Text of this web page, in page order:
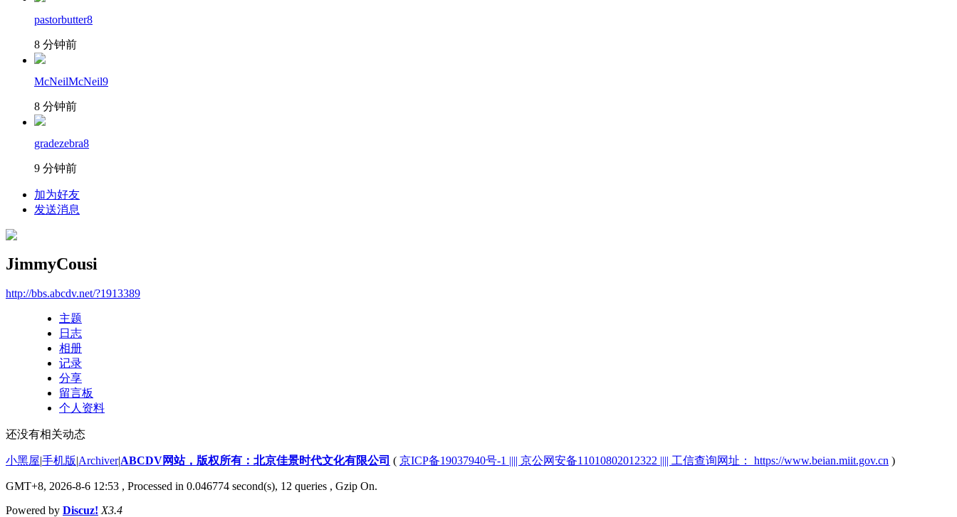
pastorbutter8
8 分钟前
McNeilMcNeil9
8 分钟前
gradezebra8
9 分钟前
加为好友
发送消息
JimmyCousi
http://bbs.abcdv.net/?1913389
主题
日志
相册
记录
分享
留言板
个人资料
还没有相关动态
小黑屋|手机版|Archiver|ABCDV网站，版权所有：北京佳景时代文化有限公司 ( 京ICP备19037940号-1 |||| 京公网安备11010802012322 |||| 工信查询网址： https://www.beian.miit.gov.cn )
GMT+8, 2026-8-6 12:53 , Processed in 0.046774 second(s), 12 queries , Gzip On.
Powered by Discuz! X3.4